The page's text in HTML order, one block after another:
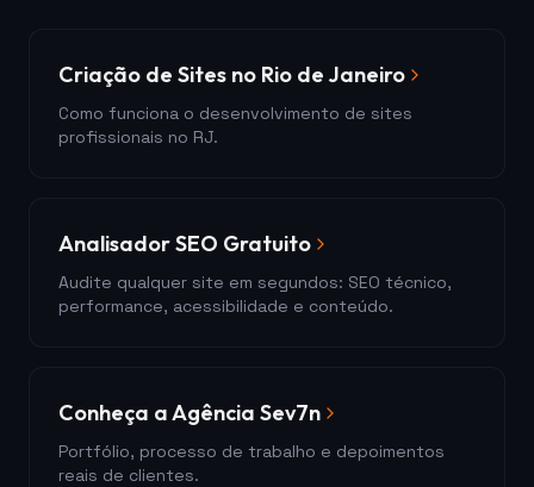
Criação de Sites no Rio de Janeiro
Como funciona o desenvolvimento de sites
profissionais no RJ.
Analisador SEO Gratuito
Audite qualquer site em segundos: SEO técnico,
performance, acessibilidade e conteúdo.
Conheça a Agência Sev7n
Portfólio, processo de trabalho e depoimentos
reais de clientes.